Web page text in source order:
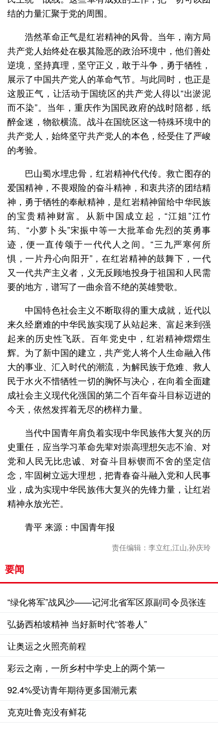
结的力量汇聚于党的周围。
浩然革命正气是红岩精神的风骨。当年，南方局
共产党人始终处在极其险恶的政治环境中，他们善处
逆境，坚持真理，坚守正义，敢于斗争，勇于牺牲，
展示了中国共产党人的革命气节。与此同时，也正是
这股正气，让活动于国统区的共产党人得以“出淤泥
而不染”。当年，重庆作为国民政府的战时陪都，纸
醉金迷，物欲横流。战斗在国统区这一特殊环境中的
共产党人，始终坚守共产党人的本色，经受住了严峻
的考验。
巴山蜀水埋忠骨，红岩精神代代传。救亡图存的
爱国精神，不畏艰险的奋斗精神，和衷共济的团结精
神，勇于牺牲的奉献精神，是红岩精神留给中华民族
的宝贵精神财富。从新中国成立起，“江姐”江竹
筠、“小萝卜头”宋振中等一大批革命先烈的英勇事
迹，便一直传颂于一代代人之间。“三九严寒何所
惧，一片丹心向阳开”，在红岩精神的鼓舞下，一代
又一代共产主义者，义无反顾地投身于祖国和人民需
要的地方，谱写了一曲余音不绝的英雄赞歌。
中国特色社会主义不断取得的重大成就，近代以
来久经磨难的中华民族实现了从站起来、富起来到强
起来的历史性飞跃。百年党史中，红岩精神熠熠生
辉。为了新中国的建立，共产党人将个人生命融入伟
大的事业、汇入时代的潮流，为解民族于危难、救人
民于水火不惜牺牲一切的胸怀与决心，在向着全面建
成社会主义现代化强国的第二个百年奋斗目标迈进的
今天，依然发挥着无尽的榜样力量。
当代中国青年肩负着实现中华民族伟大复兴的历
史重任，应当学习革命先辈对崇高理想矢志不渝、对
党和人民无比忠诚、对奋斗目标锲而不舍的坚定信
念，牢固树立远大理想，把青春奋斗融入党和人民事
业，成为实现中华民族伟大复兴的先锋力量，让红岩
精神永放光芒。
青平 来源：中国青年报
责任编辑：李立红,江山,孙庆玲
要闻
“绿化将军”战风沙——记河北省军区原副司令员张连
印
弘扬西柏坡精神 当好新时代“答卷人”
让奥运之火照亮前程
彩云之南，一所乡村中学史上的两个第一
92.4%受访青年期待更多国潮元素
克克吐鲁克没有鲜花